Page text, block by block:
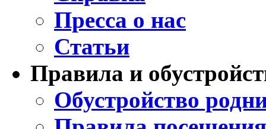
Пресса о нас
Статьи
Правила и
Обустройство